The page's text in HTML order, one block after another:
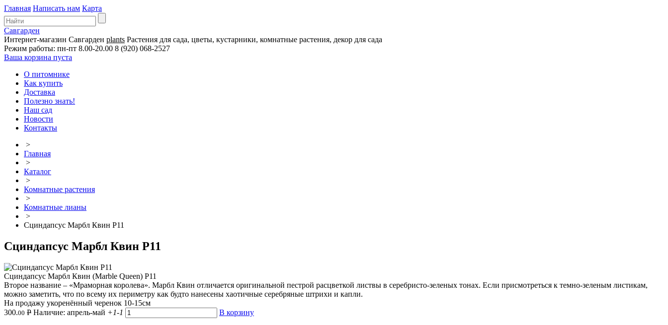
Главная Написать нам Карта
Савгарден
Интернет-магазин Савгарден plants Растения для сада, цветы, кустарники, комнатные растения, декор для сада
Режим работы: пн-пт 8.00-20.00 8 (920) 068-2527
Ваша корзина пуста
О питомнике
Как купить
Доставка
Полезно знать!
Наш сад
Новости
Контакты
>
Главная
>
Каталог
>
Комнатные растения
>
Комнатные лианы
>
Сциндапсус Марбл Квин Р11
Сциндапсус Марбл Квин Р11
Сциндапсус Марбл Квин (Marble Queen) Р11
Второе название – «Мраморная королева». Марбл Квин отличается оригинальной пестрой расцветкой листвы в серебристо-зеленых тонах. Если присмотреться к темно-зеленым листикам,
можно заметить, что по всему их периметру как будто нанесены хаотичные серебряные штрихи и капли.
На продажу укоренённый черенок 10-15см
300.00 Р Наличие: апрель-май +1-1 В корзину